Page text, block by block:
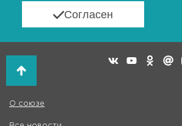
Согласен
О союзе